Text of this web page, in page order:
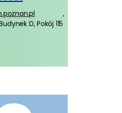
,
D, Pokój 115